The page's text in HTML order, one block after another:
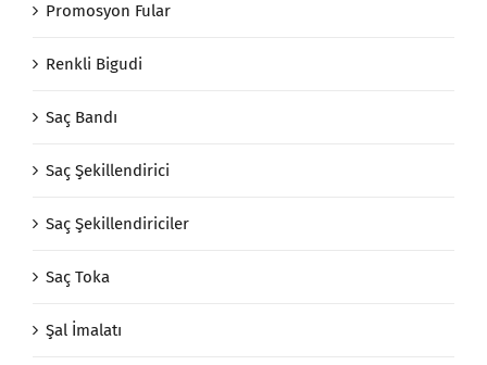
Promosyon Fular
Renkli Bigudi
Saç Bandı
Saç Şekillendirici
Saç Şekillendiriciler
Saç Toka
Şal İmalatı